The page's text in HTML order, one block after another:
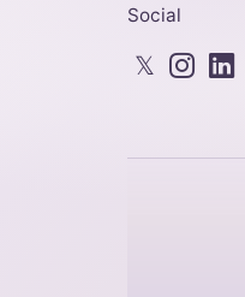
Social
𝕏